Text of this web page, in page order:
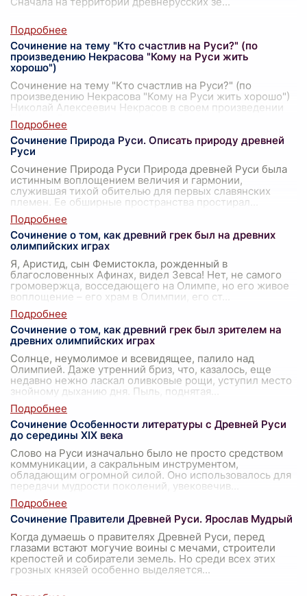
Сочинение на тему "Кто счастлив на Руси?" (по
произведению Некрасова "Кому на Руси жить
хорошо")
Сочинение на тему "Кто счастлив на Руси?" (по
произведению Некрасова "Кому на Руси жить хорошо")
Николай Алексеевич Некрасов в своем произведении
"Кому на Руси жить хорошо" поднял
Сочинение Природа Руси. Описать природу древней
Руси
Сочинение Природа Руси Природа древней Руси была
истинным воплощением величия и гармонии,
служившая тихой обителью для первых славянских
племен. Ее обширные пространства простирал
Сочинение о том, как древний грек был на древних
олимпийских играх
Я, Аристид, сын Фемистокла, рожденный в
благословенных Афинах, видел Зевса! Нет, не самого
громовержца, восседающего на Олимпе, но его живое
воплощение – его храм в Олимпии, его ст
Сочинение о том, как древний грек был зрителем на
древних олимпийских играх
Солнце, неумолимое и всевидящее, палило над
Олимпией. Даже утренний бриз, что, казалось, еще
недавно нежно ласкал оливковые рощи, уступил место
знойному дыханию дня. Пыль, поднятая
Сочинение Особенности литературы с Древней Руси
до середины XIX века
Слово на Руси изначально было не просто средством
коммуникации, а сакральным инструментом,
обладающим огромной силой. Оно использовалось для
передачи мудрости поколений, увековечив
Сочинение Правители Древней Руси. Ярослав Мудрый
Когда думаешь о правителях Древней Руси, перед
глазами встают могучие воины с мечами, строители
крепостей и собиратели земель. Но среди всех этих
грозных князей особенно выделяется...